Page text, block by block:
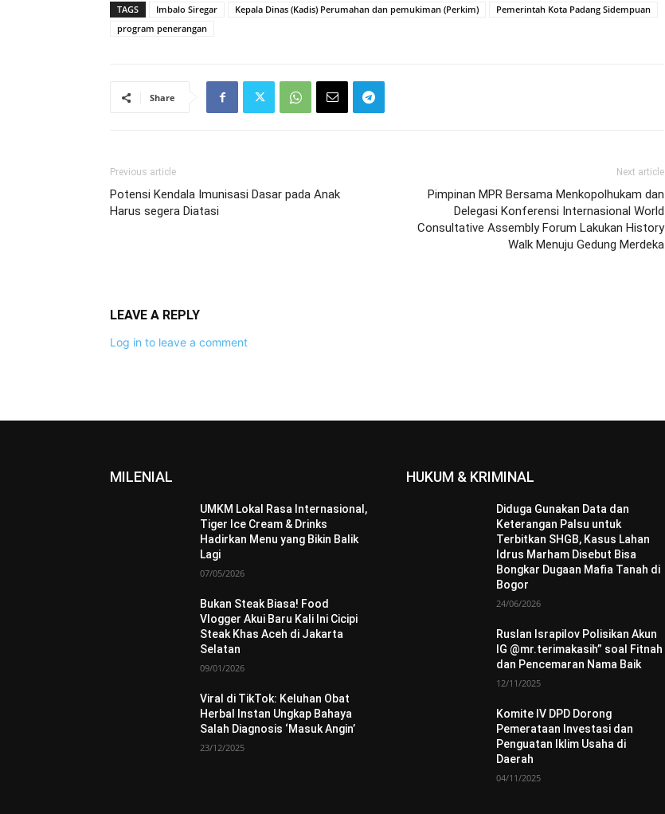
TAGS Imbalo Siregar Kepala Dinas (Kadis) Perumahan dan pemukiman (Perkim)
Pemerintah Kota Padang Sidempuan
program penerangan
Share
Previous article
Potensi Kendala Imunisasi Dasar pada Anak
Harus segera Diatasi
Next article
Pimpinan MPR Bersama Menkopolhukam dan
Delegasi Konferensi Internasional World
Consultative Assembly Forum Lakukan History
Walk Menuju Gedung Merdeka
LEAVE A REPLY
Log in to leave a comment
MILENIAL
UMKM Lokal Rasa Internasional,
Tiger Ice Cream & Drinks
Hadirkan Menu yang Bikin Balik
Lagi
07/05/2026
Bukan Steak Biasa! Food
Vlogger Akui Baru Kali Ini Cicipi
Steak Khas Aceh di Jakarta
Selatan
09/01/2026
Viral di TikTok: Keluhan Obat
Herbal Instan Ungkap Bahaya
Salah Diagnosis ‘Masuk Angin’
23/12/2025
HUKUM & KRIMINAL
Diduga Gunakan Data dan
Keterangan Palsu untuk
Terbitkan SHGB, Kasus Lahan
Idrus Marham Disebut Bisa
Bongkar Dugaan Mafia Tanah di
Bogor
24/06/2026
Ruslan Israpilov Polisikan Akun
IG @mr.terimakasih” soal Fitnah
dan Pencemaran Nama Baik
12/11/2025
Komite IV DPD Dorong
Pemerataan Investasi dan
Penguatan Iklim Usaha di
Daerah
04/11/2025